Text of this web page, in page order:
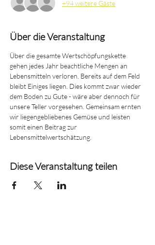
+94 weitere Gäste
Über die Veranstaltung
Über die gesamte Wertschöpfungskette
gehen jedes Jahr beachtliche Mengen an
Lebensmitteln verloren. Bereits auf dem Feld
bleibt Einiges liegen. Dies kommt zwar wieder
dem Boden zu Gute - wäre aber dennoch für
unsere Teller vorgesehen. Gemeinsam ernten
wir liegengebliebenes Gemüse und leisten
somit einen Beitrag zur
Lebensmittelwertschätzung.
Diese Veranstaltung teilen